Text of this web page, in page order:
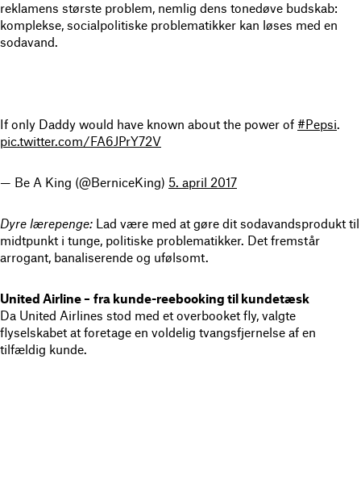
reklamens største problem, nemlig dens tonedøve budskab:
komplekse, socialpolitiske problematikker kan løses med en
sodavand.
If only Daddy would have known about the power of #Pepsi.
pic.twitter.com/FA6JPrY72V
— Be A King (@BerniceKing) 5. april 2017
Dyre lærepenge:
Lad være med at gøre dit sodavandsprodukt til
midtpunkt i tunge, politiske problematikker. Det fremstår
arrogant, banaliserende og ufølsomt.
United Airline – fra kunde-reebooking til kundetæsk
Da United Airlines stod med et overbooket fly, valgte
flyselskabet at foretage en voldelig tvangsfjernelse af en
tilfældig kunde.